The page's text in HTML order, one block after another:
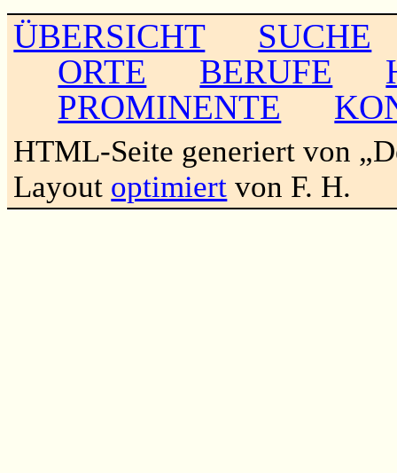
ÜBERSICHT
SUCHE
ORTE
BERUFE
PROMINENTE
HTML-Seite generiert von
Layout optimiert von F. H.